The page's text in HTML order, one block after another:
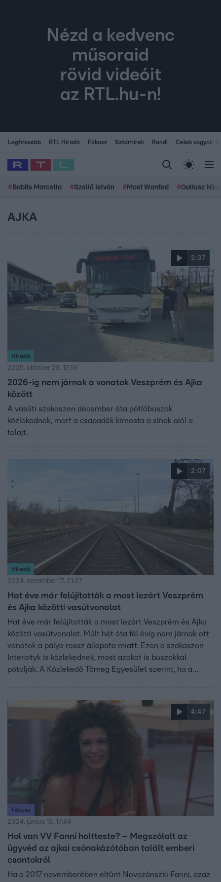
Nézd a kedvenc
műsoraid
rövid videóit
az RTL.hu-n!
Legfrissebb RTL Híradó Fókusz Sztárhírek Randi Celeb vagyok,
# Babits Marcella #Szellő István # Most Wanted #Gallusz
AJKA
2:37
Híradó
2025. október 28. 17:56
2026-ig nem járnak a vonatok Veszprém és Ajka
között
A vasúti szakaszon december óta pótlóbuszok
közlekednek, mert a csapadék kimosta a sínek alól a
talajt.
2:07
Híradó
2024. december 17. 21:37
Hat éve már felújították a most lezárt Veszprém
és Ajka közötti vasútvonalat
Hat éve már felújították a most lezárt Veszprém és Ajka
közötti vasútvonalat. Múlt hét óta fél évig nem járnak ott
vonatok a pálya rossz állapota miatt. Ezen a szakaszon
Intercityk is közlekednek, most azokat is buszokkal
pótolják. A Közlekedő Tömeg Egyesület szerint, ha a
A MÁV megkeresésünkre azt írta: tudtak a problémáról,
de mostanra kiderült, hogy a pálya alá szivárgó csapadék
a vártnál nagyobb károkat okoz.
4:47
Fókusz
2024. június 13. 17:49
Hol van VV Fanni holtteste? – Megszólalt az
ügyvéd az ajkai csónakázótóban talált emberi
csontokról
Ha a 2017 novemberében eltűnt Novozánszki Fanni, azaz